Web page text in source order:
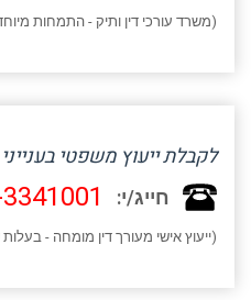
(משרד עורכי דין ותיק - התמחות
לקבלת ייעוץ משפטי
חייג/י:
(ייעוץ אישי מעורך דין מומחה -